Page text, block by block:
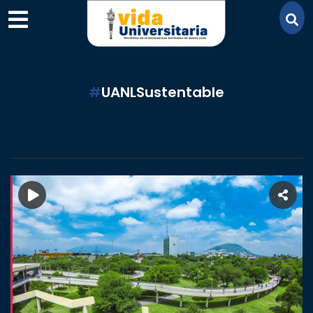
×
SECCIONES
ACADEMIA
CAMPUSUANL
COMUNIDADUANL
#UANLSustentable